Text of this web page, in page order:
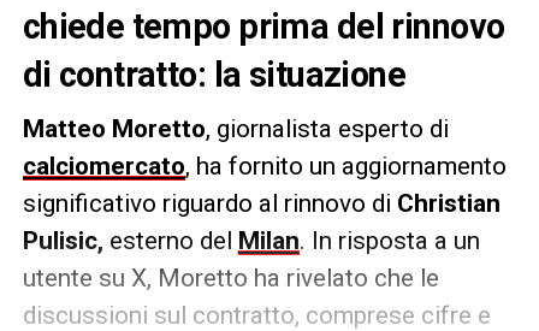
chiede tempo prima del rinnovo
di contratto: la situazione
Matteo Moretto, giornalista esperto di
calciomercato, ha fornito un aggiornamento
significativo riguardo al rinnovo di Christian
Pulisic, esterno del Milan. In risposta a un
utente su X, Moretto ha rivelato che le
discussioni sul contratto, comprese cifre e